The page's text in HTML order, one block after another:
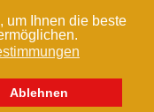
um Ihnen die beste
Ablehnen